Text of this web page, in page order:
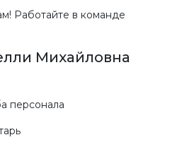
Работайте в команде
Михайловна
персонала